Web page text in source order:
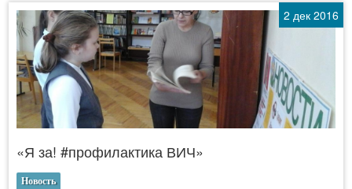
2 дек 2016
«Я за! #профилактика ВИЧ»
Новость